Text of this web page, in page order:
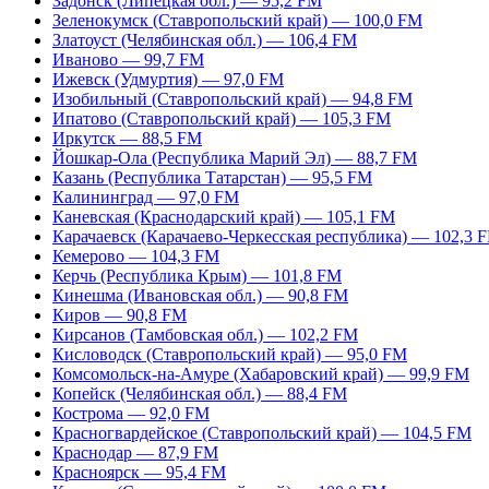
Зеленокумск (Ставропольский край) — 100,0 FM
Златоуст (Челябинская обл.) — 106,4 FM
Иваново — 99,7 FM
Ижевск (Удмуртия) — 97,0 FM
Изобильный (Ставропольский край) — 94,8 FM
Ипатово (Ставропольский край) — 105,3 FM
Иркутск — 88,5 FM
Йошкар-Ола (Республика Марий Эл) — 88,7 FM
Казань (Республика Татарстан) — 95,5 FM
Калининград — 97,0 FM
Каневская (Краснодарский край) — 105,1 FM
Карачаевск (Карачаево-Черкесская республика) — 102,3
Кемерово — 104,3 FM
Керчь (Республика Крым) — 101,8 FM
Кинешма (Ивановская обл.) — 90,8 FM
Киров — 90,8 FM
Кирсанов (Тамбовская обл.) — 102,2 FM
Кисловодск (Ставропольский край) — 95,0 FM
Комсомольск-на-Амуре (Хабаровский край) — 99,9 FM
Копейск (Челябинская обл.) — 88,4 FM
Кострома — 92,0 FM
Красногвардейское (Ставропольский край) — 104,5 FM
Краснодар — 87,9 FM
Красноярск — 95,4 FM